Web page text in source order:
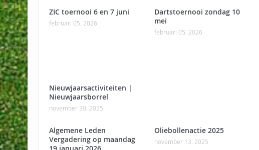
ZIC toernooi 6 en 7 juni
februari 05, 2026
Dartstoernooi zondag 10
mei
februari 05, 2026
Nieuwjaarsactiviteiten |
Nieuwjaarsborrel
november 30, 2025
Algemene Leden
Vergadering op maandag
Oliebollenactie 2025
november 13, 2025